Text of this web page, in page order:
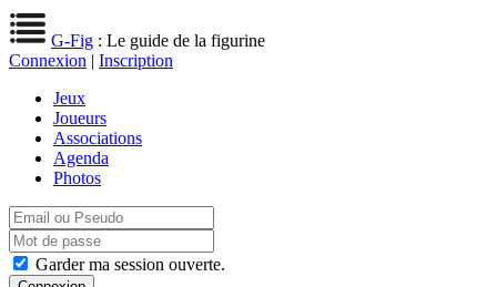
G-Fig : Le guide de la figurine
Connexion | Inscription
Jeux
Joueurs
Associations
Agenda
Photos
Garder ma session ouverte.